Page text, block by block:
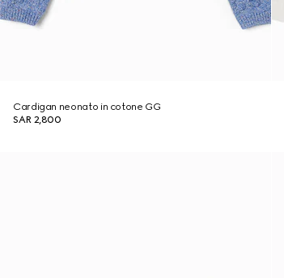
Cardigan neonato in cotone GG
SAR 2,800